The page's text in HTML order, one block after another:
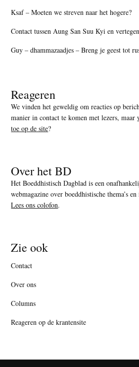
Ksaf – Moeten we streven naar het hogere?
Contact tussen Aung San Suu Kyi en
Guy – dhammazaadjes – Breng je geest tot
Reageren
We vinden het geweldig om reacties op
manier in contact te komen met lezers, maar
toe op de site?
Over het BD
Het Boeddhistisch Dagblad is een
webmagazine over boeddhistische thema’s
Lees ons colofon.
Zie ook
Contact
Over ons
Columns
Reageren op de krantensite